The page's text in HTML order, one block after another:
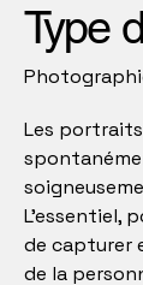
Type
Les
L'essentiel,
de capturer
de la